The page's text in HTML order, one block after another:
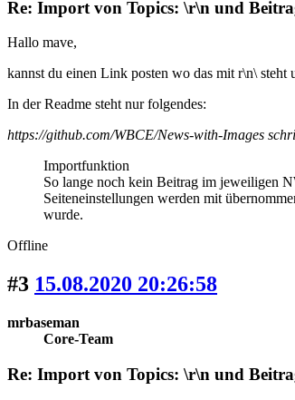
Re: Import von Topics: \r\n und
Hallo mave,
kannst du einen Link posten wo das mit r\n\ steht
In der Readme steht nur folgendes:
https://github.com/WBCE/News-with-Images
Importfunktion
So lange noch kein Beitrag im jeweiligen
Seiteneinstellungen werden mit
wurde.
Offline
#3 15.08.2020 20:26:58
mrbaseman
Core-Team
Re: Import von Topics: \r\n und